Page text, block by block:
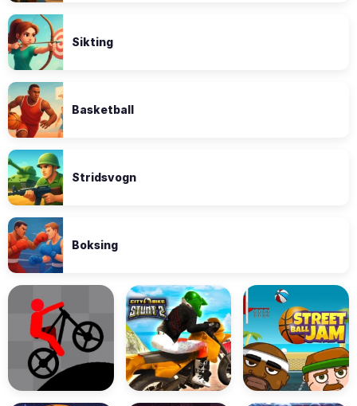
Sikting
Basketball
Stridsvogn
Boksing